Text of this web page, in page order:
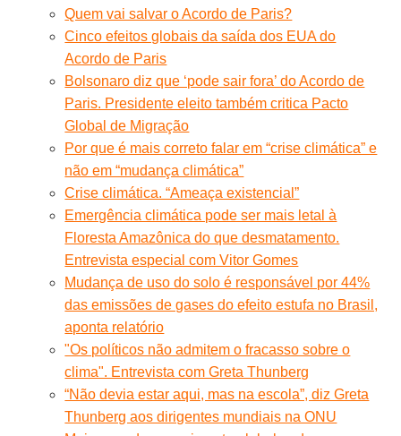
Quem vai salvar o Acordo de Paris?
Cinco efeitos globais da saída dos EUA do
Acordo de Paris
Bolsonaro diz que ‘pode sair fora’ do Acordo de
Paris. Presidente eleito também critica Pacto
Global de Migração
Por que é mais correto falar em “crise climática” e
não em “mudança climática”
Crise climática. “Ameaça existencial”
Emergência climática pode ser mais letal à
Floresta Amazônica do que desmatamento.
Entrevista especial com Vitor Gomes
Mudança de uso do solo é responsável por 44%
das emissões de gases do efeito estufa no Brasil,
aponta relatório
"Os políticos não admitem o fracasso sobre o
clima". Entrevista com Greta Thunberg
“Não devia estar aqui, mas na escola”, diz Greta
Thunberg aos dirigentes mundiais na ONU